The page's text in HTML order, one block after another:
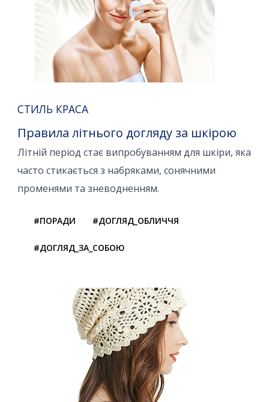
СТИЛЬ КРАСА
Правила літнього догляду за шкірою
Літній період стає випробуванням для шкіри, яка
часто стикається з набряками, сонячними
променями та зневодненням.
#ПОРАДИ #ДОГЛЯД_ОБЛИЧЧЯ
#ДОГЛЯД_ЗА_СОБОЮ